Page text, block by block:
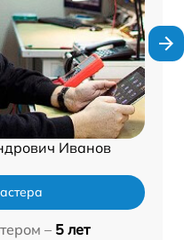
Иванов
– 5 лет